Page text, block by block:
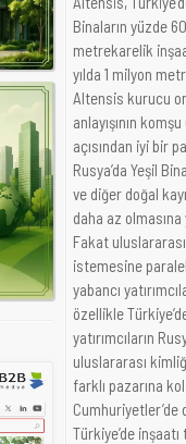
Binaların yüzde
metrekarelik
yılda 1 milyon
Altensis kurucu
anlayışının
açısından iyi bir
Rusya’da Yeşil
ve diğer doğal
daha az olmasına
Fakat
istemesine
yabancı
özellikle
yatırımcıların
uluslararası
farklı pazarına
Cumhuriyetler’de
Türkiye’de